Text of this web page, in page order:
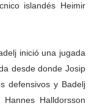
islandés Heimir
inició una jugada
desde donde Josip
defensivos y Badelj
Halldorsson